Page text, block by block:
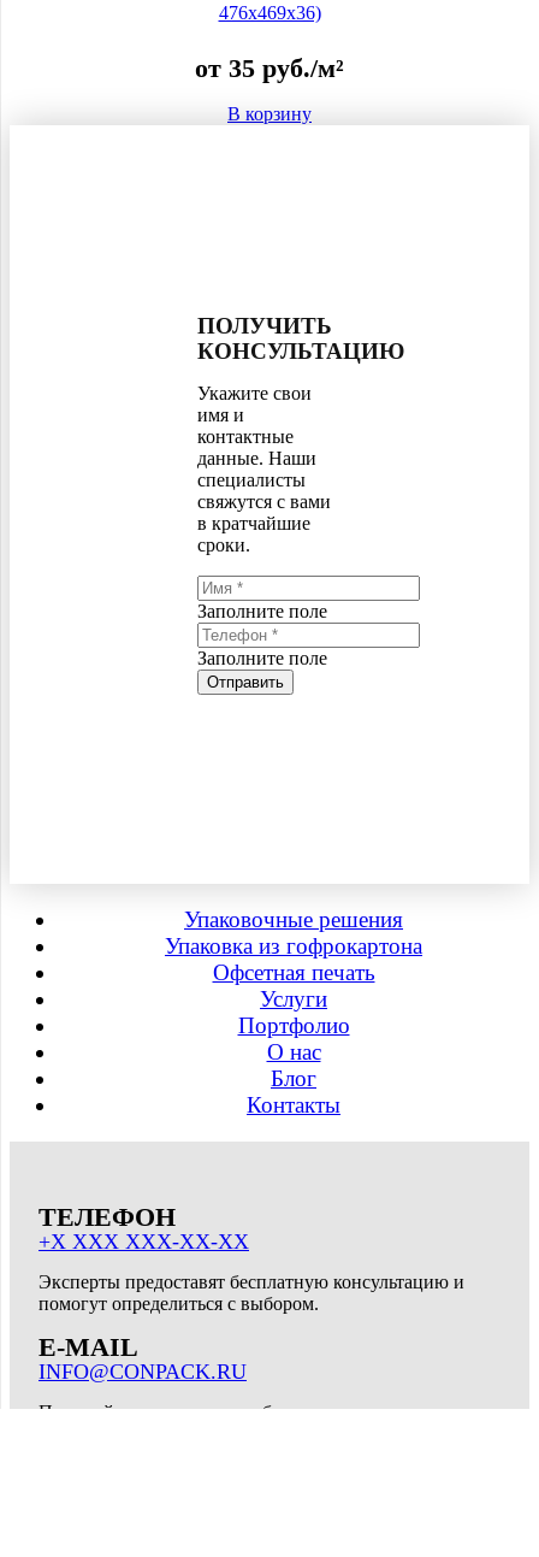
476x469x36)
от 35 руб./м²
В корзину
ПОЛУЧИТЬ
КОНСУЛЬТАЦИЮ
Укажите свои
имя и
контактные
данные. Наши
специалисты
свяжутся с вами
в кратчайшие
сроки.
Заполните поле
Заполните поле
Отправить
Упаковочные решения
Упаковка из гофрокартона
Офсетная печать
Услуги
Портфолио
О нас
Блог
Контакты
ТЕЛЕФОН
+X XXX XXX-XX-XX
Эксперты предоставят бесплатную консультацию и
помогут определиться с выбором.
E-MAIL
INFO@CONPACK.RU
Пожалуйста, отправьте сообщение, и наши